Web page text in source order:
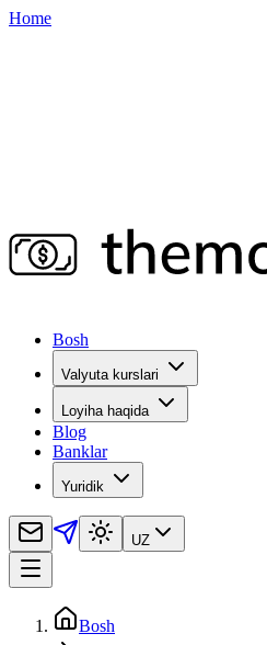
Home
Bosh
Valyuta kurslari
Loyiha haqida
Blog
Banklar
Yuridik
UZ
Bosh